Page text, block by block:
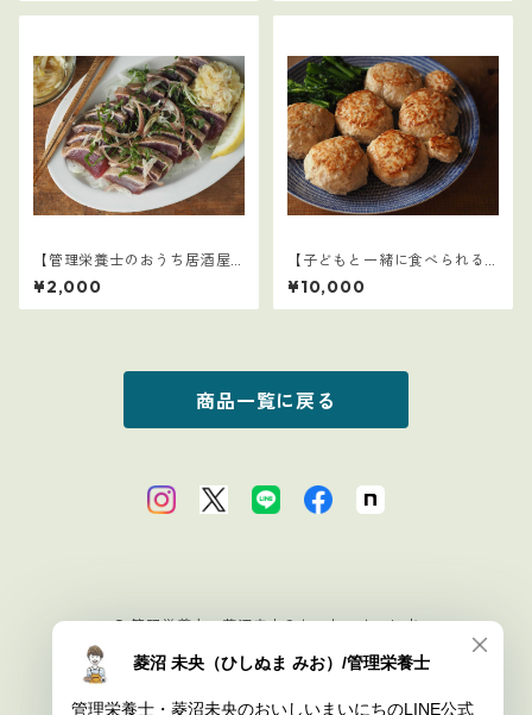
【管理栄養士のおうち居酒屋1
0選】4
¥2,000
【子どもと一緒に食べられる
ごはん】1～15セット：全77レ
シピ
¥10,000
商品一覧に戻る
© 管理栄養士・菱沼未央のおいしいまいにち
Powered by